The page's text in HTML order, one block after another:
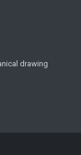
drawing